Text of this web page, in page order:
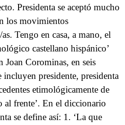
Presidenta se aceptó mucho
los movimientos
Tengo en casa, a mano, el
castellano hispánico’
Joan Corominas, en seis
incluyen presidente, presidenta
etimológicamente de
al frente’. En el diccionario
se define así: 1. ‘La que